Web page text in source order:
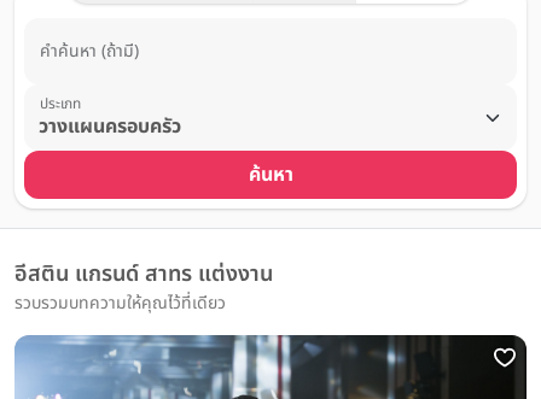
คำค้นหา (ถ้ามี)
ประเภท
ค้นหา
อีสติน แกรนด์ สาทร แต่งงาน
รวบรวมบทความให้คุณไว้ที่เดียว